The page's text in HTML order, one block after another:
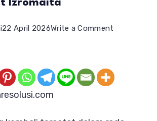
Izromaita
22 April 2026Write a Comment
Baru!